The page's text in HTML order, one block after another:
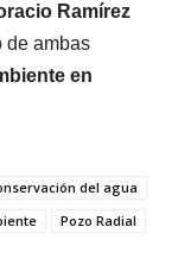
Ramírez
de ambas
en
del agua
Pozo Radial